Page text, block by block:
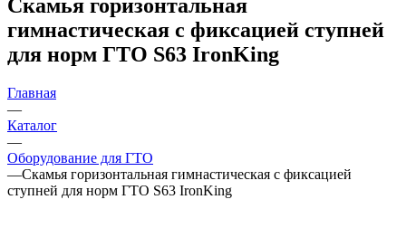
Скамья горизонтальная
гимнастическая с фиксацией ступней
для норм ГТО S63 IronKing
Главная
—
Каталог
—
Оборудование для ГТО
—Скамья горизонтальная гимнастическая с фиксацией
ступней для норм ГТО S63 IronKing